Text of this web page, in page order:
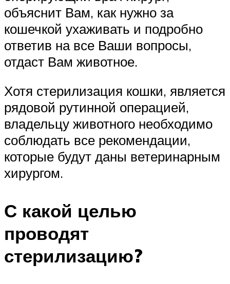
объяснит Вам, как нужно за
кошечкой ухаживать и подробно
ответив на все Ваши вопросы,
отдаст Вам животное.
Хотя стерилизация кошки, является
рядовой рутинной операцией,
владельцу животного необходимо
соблюдать все рекомендации,
которые будут даны ветеринарным
хирургом.
С какой целью
проводят
стерилизацию?